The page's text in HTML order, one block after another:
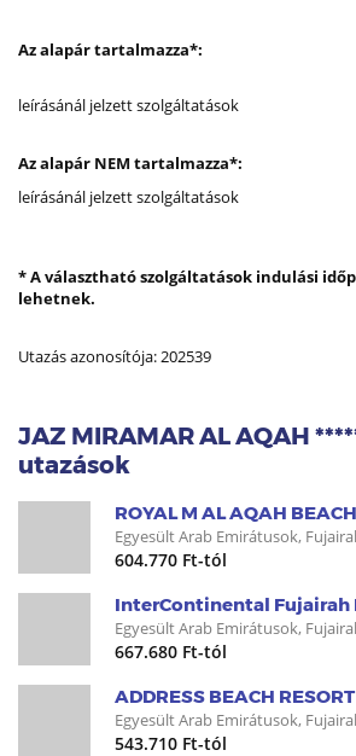
Az alapár tartalmazza*:
leírásánál jelzett szolgáltatások
Az alapár NEM tartalmazza*:
leírásánál jelzett szolgáltatások
* A választható szolgáltatások indulási
lehetnek.
Utazás azonosítója: 202539
JAZ MIRAMAR AL AQAH
utazások
Egyesült Arab Emirátusok,
604.770 Ft-tól
InterContinental Fujairah
Egyesült Arab Emirátusok,
667.680 Ft-tól
ADDRESS BEACH
Egyesült Arab Emirátusok,
543.710 Ft-tól